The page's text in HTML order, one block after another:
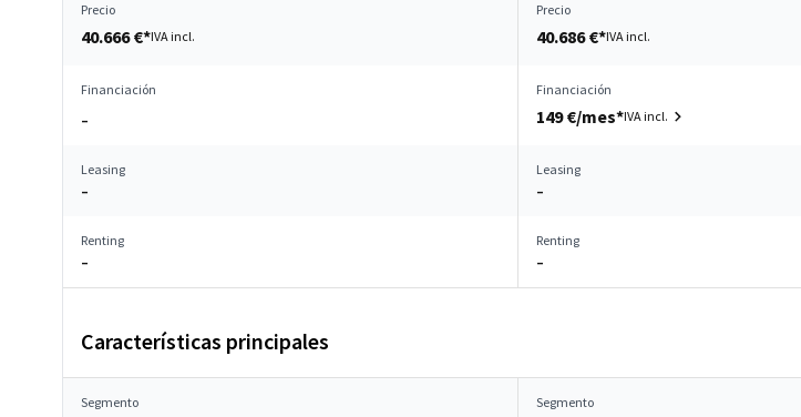
Precio
40.666 €*IVA incl.
Precio
40.686 €*IVA incl.
Financiación
–
Financiación
149 €/mes*IVA incl.
Leasing
–
Leasing
–
Renting
–
Renting
–
Características principales
Segmento Segmento